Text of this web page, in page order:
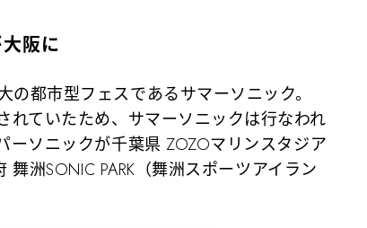
阪に
都市型フェスであるサマーソニック。
ていたため、サマーソニックは行なわれ
ソニックが千葉県 ZOZOマリンスタジア
洲SONIC PARK（舞洲スポーツアイラン